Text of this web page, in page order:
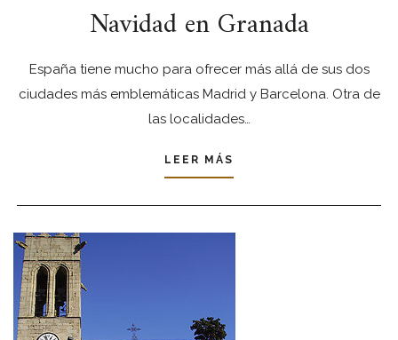
Navidad en Granada
España tiene mucho para ofrecer más allá de sus dos
ciudades más emblemáticas Madrid y Barcelona. Otra de
las localidades…
LEER MÁS